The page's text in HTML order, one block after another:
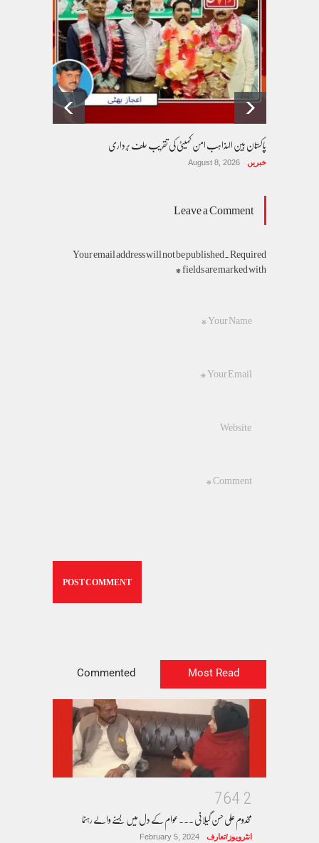
پاکستان بین المذاہب امن کمیٹی کی تقریب حلف برداری
خبریں August 8, 2026
Leave a Comment
Your email address will not be published. Required
fields are marked with *
Most Read
Commented
2
4
6
7
مخدوم علی حسن گیلانی ۔۔۔عوام کے دل میں بسنے والے رہنما
انٹرویوز/تعارف February 5, 2024